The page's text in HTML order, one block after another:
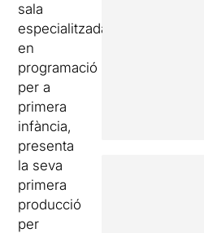
sala
especialitzada
en
programació
per a
primera
infància,
presenta
la seva
primera
producció
per